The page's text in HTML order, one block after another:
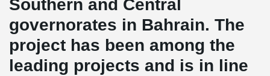
Southern and Central
governorates in Bahrain. The
project has been among the
leading projects and is in line